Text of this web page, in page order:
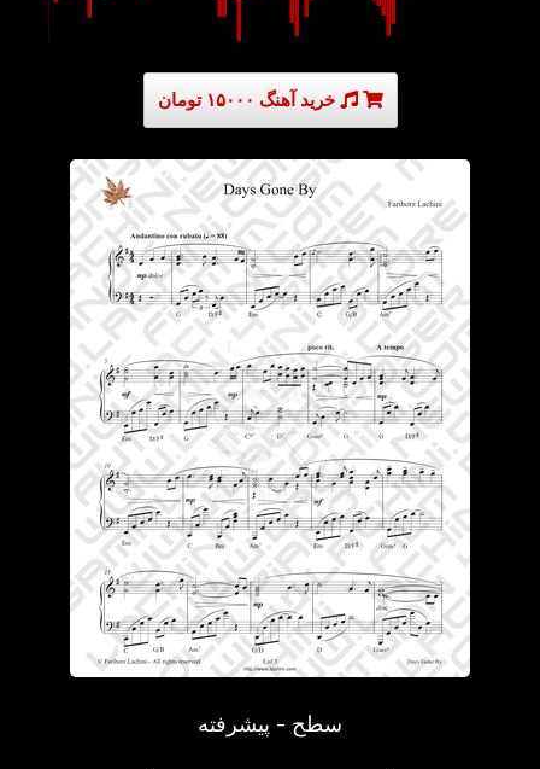
خرید آهنگ ۱۵۰۰۰ تومان
سطح - پیشرفته